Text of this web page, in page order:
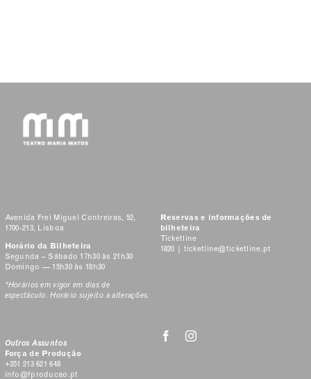
Avenida Frei Miguel Contreiras, 52,
1700-213, Lisboa
Horário da Bilheteira
Segunda – Sábado 17h30 às 21h30
Domingo — 15h30 às 18h30
*Horários em vigor em dias de
espectáculo. Horário sujeito a alterações.
Reservas e informações de
bilheteira
Ticketline
1820 | ticketline@ticketline.pt
Outros Assuntos
Força de Produção
+351 213 621 648
info@fproducao.pt